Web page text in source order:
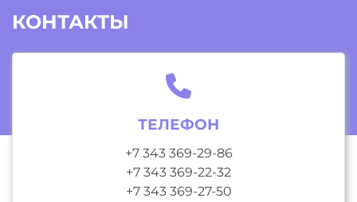
КОНТАКТЫ
ТЕЛЕФОН
+7 343 369-29-86
+7 343 369-22-32
+7 343 369-27-50